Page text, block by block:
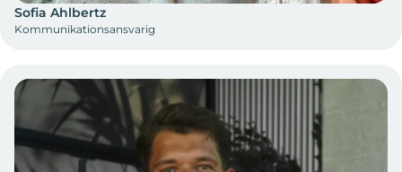
Sofia Ahlbertz
Kommunikationsansvarig